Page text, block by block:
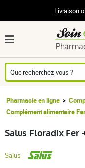
Livraison
Pharmacie en ligne
Complément alimentaire Fer
Salus Floradix Fer
Salus